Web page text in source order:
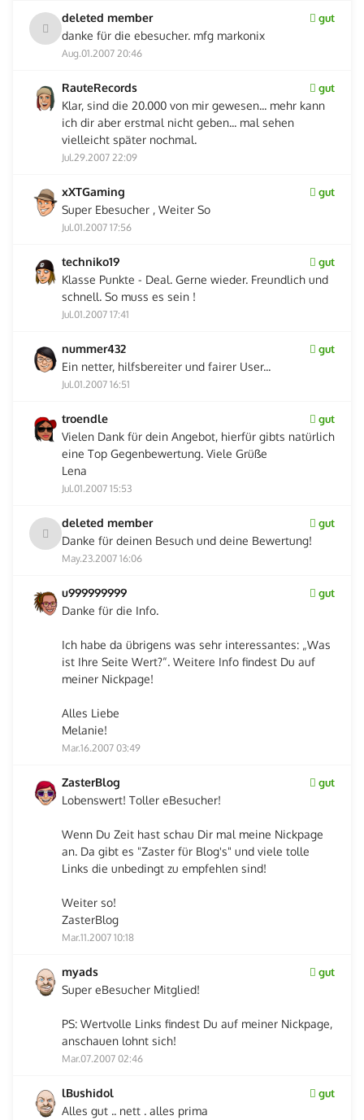
deleted member gut
danke für die ebesucher. mfg markonix
Aug.01.2007 20:46
RauteRecords gut
Klar, sind die 20.000 von mir gewesen... mehr kann
ich dir aber erstmal nicht geben... mal sehen
vielleicht später nochmal.
Jul.29.2007 22:09
xXTGaming gut
Super Ebesucher , Weiter So
Jul.01.2007 17:56
techniko19 gut
Klasse Punkte - Deal. Gerne wieder. Freundlich und
schnell. So muss es sein !
Jul.01.2007 17:41
nummer432 gut
Ein netter, hilfsbereiter und fairer User...
Jul.01.2007 16:51
troendle gut
Vielen Dank für dein Angebot, hierfür gibts natürlich
eine Top Gegenbewertung. Viele Grüße
Lena
Jul.01.2007 15:53
deleted member gut
Danke für deinen Besuch und deine Bewertung!
May.23.2007 16:06
u999999999 gut
Danke für die Info.
Ich habe da übrigens was sehr interessantes: „Was
ist Ihre Seite Wert?“. Weitere Info findest Du auf
meiner Nickpage!
Alles Liebe
Melanie!
Mar.16.2007 03:49
ZasterBlog gut
Lobenswert! Toller eBesucher!
Wenn Du Zeit hast schau Dir mal meine Nickpage
an. Da gibt es "Zaster für Blog's" und viele tolle
Links die unbedingt zu empfehlen sind!
Weiter so!
ZasterBlog
Mar.11.2007 10:18
myads gut
Super eBesucher Mitglied!
PS: Wertvolle Links findest Du auf meiner Nickpage,
anschauen lohnt sich!
Mar.07.2007 02:46
lBushidol gut
Alles gut .. nett . alles prima